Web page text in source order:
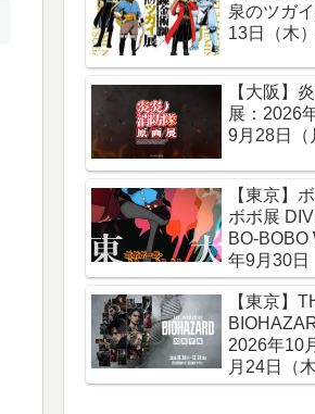
泉のツガ
13日（木
【大阪】
展：2026
9月28日（
【東京】
ボボ展
BO-
年9月30日
（土）
【東京】
2026年10
月24日（木